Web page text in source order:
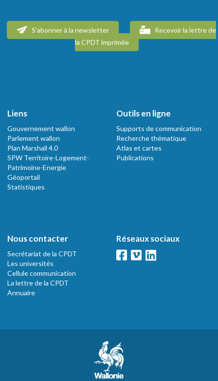
S'abonner à la newsletter
Recevoir la lettre de
la CPDT imprimée
Liens
Gouvernement wallon
Parlement wallon
Plan Marshall 4.0
SPW Territoire-Logement-
Patrimoine-Energie
Géoportail
Statistiques
Outils en ligne
Supports de communication
Recherche thématique
Atlas et cartes
Publications
Nous contacter
Secrétariat de la CPDT
Les universités
Cellule communication
La lettre de la CPDT
Annuaire
Réseaux sociaux